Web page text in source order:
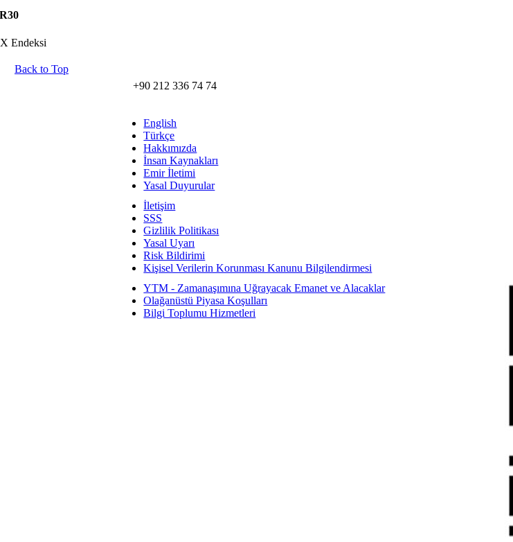
Endeksi
Back to Top
+90 212 336 74 74
English
Türkçe
Hakkımızda
İnsan Kaynakları
Emir İletimi
Yasal Duyurular
İletişim
SSS
Gizlilik Politikası
Yasal Uyarı
Risk Bildirimi
Kişisel Verilerin Korunması Kanunu Bilgilendirmesi
YTM - Zamanaşımına Uğrayacak Emanet ve Alacaklar
Olağanüstü Piyasa Koşulları
Bilgi Toplumu Hizmetleri